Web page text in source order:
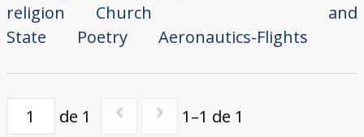
religion
Church and
State
Poetry Aeronautics-Flights
de 1 1–1 de 1